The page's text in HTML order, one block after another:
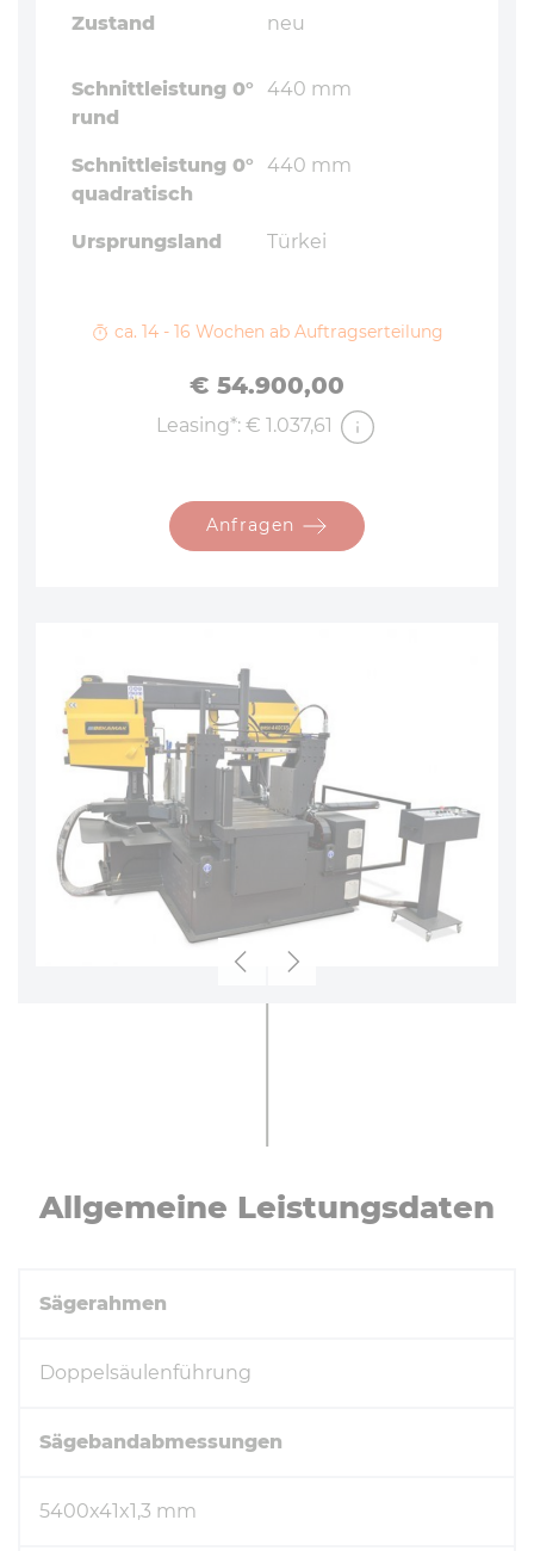
ZurückWeiter
Zustand neu
Schnittleistung 0°
rund
440 mm
Schnittleistung 0°
quadratisch
440 mm
Ursprungsland Türkei
ca. 14 - 16 Wochen ab Auftragserteilung
Preis
€ 54.900,00
Leasing*: € 1.037,61
Anfragen
All­ge­mei­ne Leis­tungs­da­ten
Sägerahmen
Doppelsäulenführung
Sägebandabmessungen
5400x41x1,3 mm